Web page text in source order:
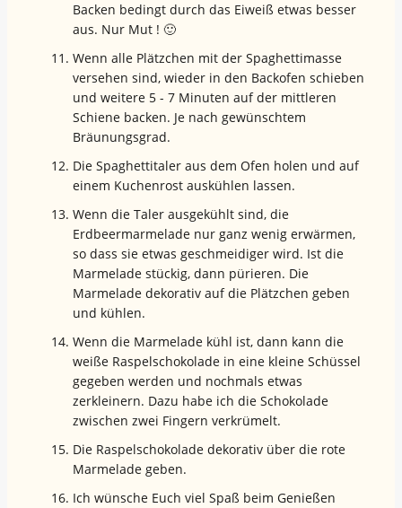
Backen bedingt durch das Eiweiß etwas besser
aus. Nur Mut ! 🙂
Wenn alle Plätzchen mit der Spaghettimasse
versehen sind, wieder in den Backofen schieben
und weitere 5 - 7 Minuten auf der mittleren
Schiene backen. Je nach gewünschtem
Bräunungsgrad.
Die Spaghettitaler aus dem Ofen holen und auf
einem Kuchenrost auskühlen lassen.
Wenn die Taler ausgekühlt sind, die
Erdbeermarmelade nur ganz wenig erwärmen,
so dass sie etwas geschmeidiger wird. Ist die
Marmelade stückig, dann pürieren. Die
Marmelade dekorativ auf die Plätzchen geben
und kühlen.
Wenn die Marmelade kühl ist, dann kann die
weiße Raspelschokolade in eine kleine Schüssel
gegeben werden und nochmals etwas
zerkleinern. Dazu habe ich die Schokolade
zwischen zwei Fingern verkrümelt.
Die Raspelschokolade dekorativ über die rote
Marmelade geben.
Ich wünsche Euch viel Spaß beim Genießen